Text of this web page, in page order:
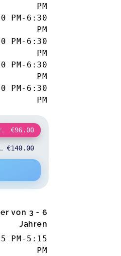
PM
PM - 6:30
PM
PM - 6:30
PM
PM - 6:30
PM
PM - 6:30
PM
for 2 participants
€96.00
for 3 participants
€140.00
von 3 - 6
Jahren
PM- 5:15
PM